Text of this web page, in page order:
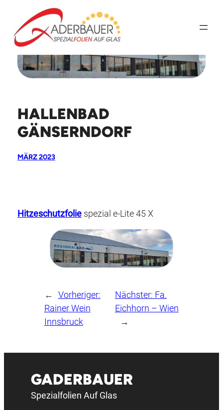
Inhalt
springen
HALLENBAD
GÄNSERNDORF
MÄRZ 2023
Hitzeschutzfolie spezial e-Lite 45 X
←
Vorheriger:
Rainer Wein
Innsbruck
Nächster: Fa.
Eichhorn – Wien
→
GADERBAUER
Spezialfolien Auf Glas